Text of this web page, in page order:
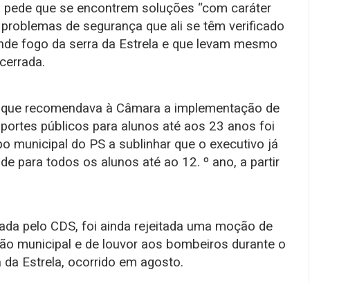
que se encontrem soluções “com caráter
de segurança que ali se têm verificado
fogo da serra da Estrela e que levam mesmo
recomendava à Câmara a implementação de
públicos para alunos até aos 23 anos foi
municipal do PS a sublinhar que o executivo já
para todos os alunos até ao 12. º ano, a partir
pelo CDS, foi ainda rejeitada uma moção de
municipal e de louvor aos bombeiros durante o
Estrela, ocorrido em agosto.